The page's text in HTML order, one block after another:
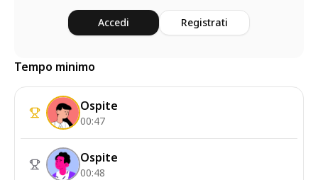
Accedi Registrati
Tempo minimo
Ospite
00:47
Ospite
00:48